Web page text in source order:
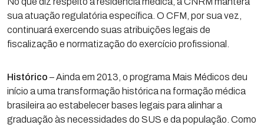
sua atuação regulatória específica. O CFM, por sua vez,
continuará exercendo suas atribuições legais de
fiscalização e normatização do exercício profissional.
Histórico – Ainda em 2013, o programa Mais Médicos deu
início a uma transformação histórica na formação médica
brasileira ao estabelecer bases legais para alinhar a
graduação às necessidades do SUS e da população. Como